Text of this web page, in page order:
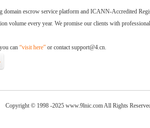
domain escrow service platform and ICANN-Accredited
volume every year. We promise our clients with
can “visit here” or contact support@4.cn.
Copyright © 1998 -2025 www.9lnic.com All Rights